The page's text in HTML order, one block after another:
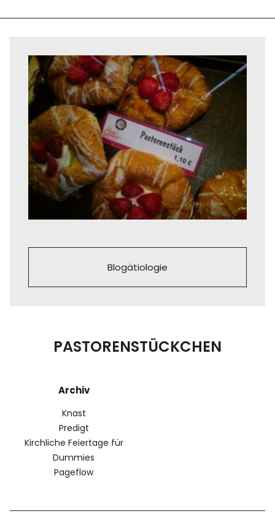
Blogätiologie
PASTORENSTÜCKCHEN
Archiv
Knast
Predigt
Kirchliche Feiertage für
Dummies
Pageflow